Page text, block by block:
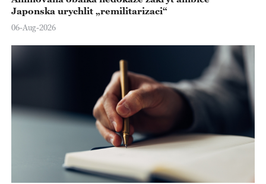
Japonska urychlit „remilitarizaci“
06-Aug-2026